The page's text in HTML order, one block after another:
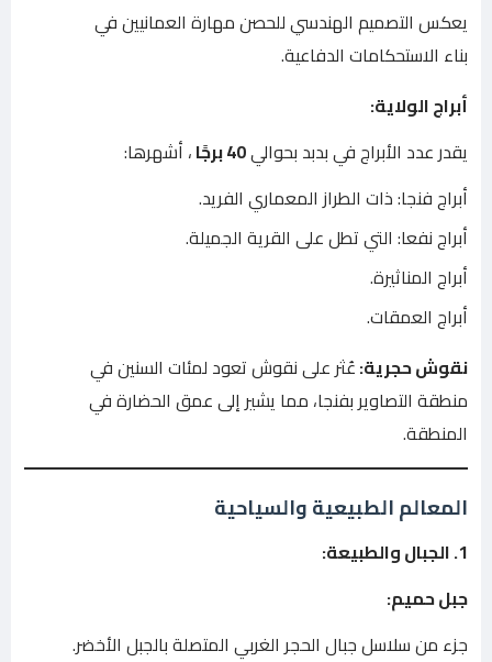
يعكس التصميم الهندسي للحصن مهارة العمانيين في
بناء الاستحكامات الدفاعية.
أبراج الولاية:
يقدر عدد الأبراج في بدبد بحوالي40 برجًا
، أشهرها:
أبراج فنجا: ذات الطراز المعماري الفريد.
أبراج نفعا: التي تطل على القرية الجميلة.
أبراج المناثيرة.
أبراج العمقات.
نقوش حجرية:عُثر على نقوش تعود لمئات السنين في
منطقة التصاوير بفنجا، مما يشير إلى عمق الحضارة في
المنطقة.
المعالم الطبيعية والسياحية
1. الجبال والطبيعة:
جبل حميم:
جزء من سلاسل جبال الحجر الغربي المتصلة بالجبل الأخضر.